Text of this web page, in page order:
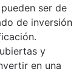
ser de
de inversión
y
en una